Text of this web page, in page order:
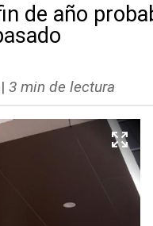
de año
| 3 min de lectura